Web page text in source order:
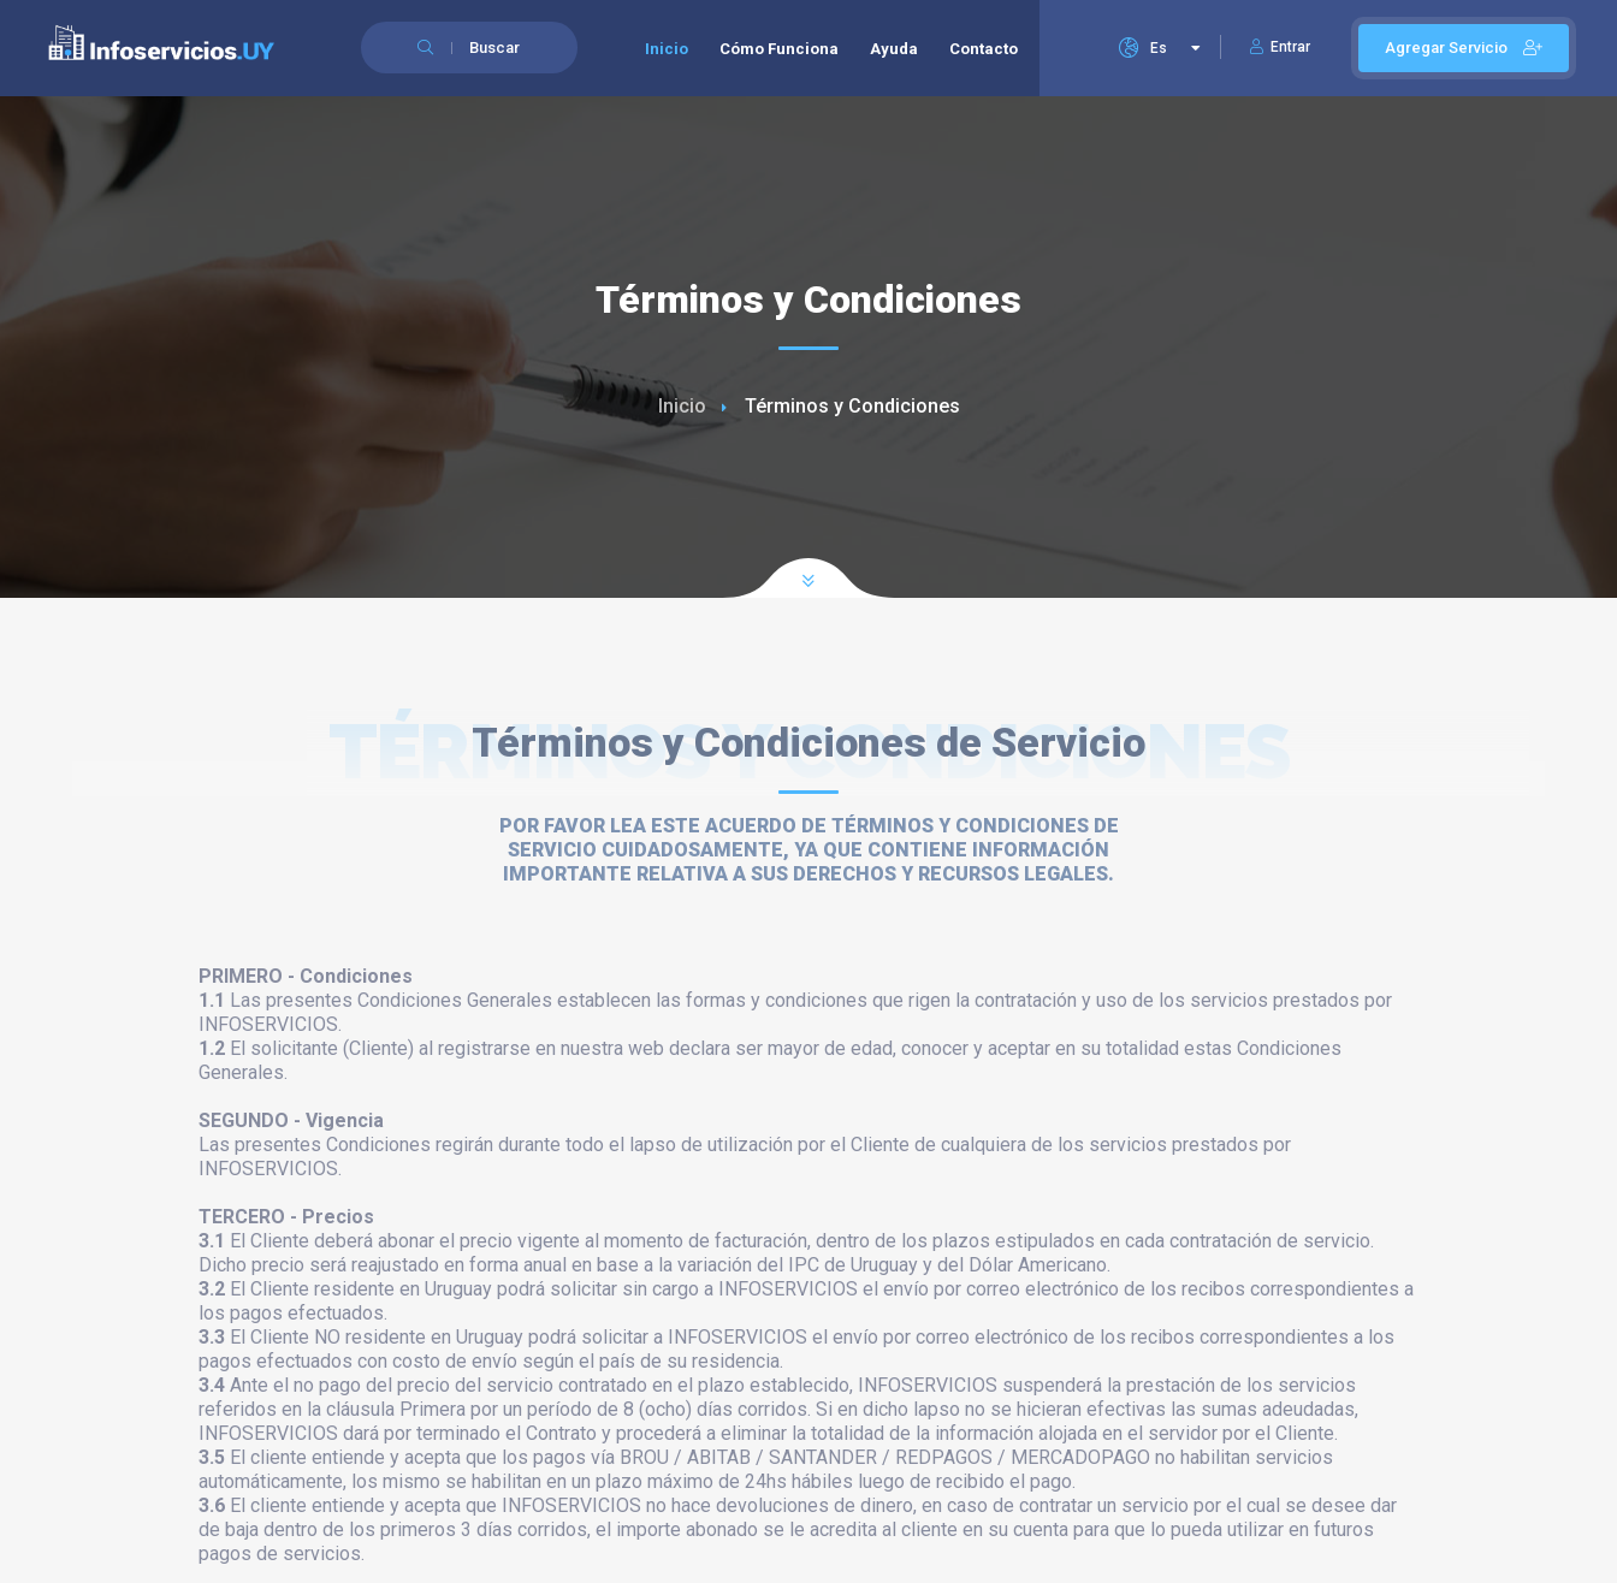
Buscar Agregar Servicio
Entrar
Es
Inicio Cómo Funciona Ayuda Contacto
Términos y Condiciones
Inicio Términos y Condiciones
Términos y Condiciones de Servicio
TÉRMINOS Y CONDICIONES
POR FAVOR LEA ESTE ACUERDO DE TÉRMINOS Y CONDICIONES DE
SERVICIO CUIDADOSAMENTE, YA QUE CONTIENE INFORMACIÓN
IMPORTANTE RELATIVA A SUS DERECHOS Y RECURSOS LEGALES.
PRIMERO - Condiciones
1.1 Las presentes Condiciones Generales establecen las formas y condiciones que rigen la contratación y uso de los servicios prestados por
INFOSERVICIOS.
1.2 El solicitante (Cliente) al registrarse en nuestra web declara ser mayor de edad, conocer y aceptar en su totalidad estas Condiciones
Generales.
SEGUNDO - Vigencia
Las presentes Condiciones regirán durante todo el lapso de utilización por el Cliente de cualquiera de los servicios prestados por
INFOSERVICIOS.
TERCERO - Precios
3.1 El Cliente deberá abonar el precio vigente al momento de facturación, dentro de los plazos estipulados en cada contratación de servicio.
Dicho precio será reajustado en forma anual en base a la variación del IPC de Uruguay y del Dólar Americano.
3.2 El Cliente residente en Uruguay podrá solicitar sin cargo a INFOSERVICIOS el envío por correo electrónico de los recibos correspondientes a
los pagos efectuados.
3.3 El Cliente NO residente en Uruguay podrá solicitar a INFOSERVICIOS el envío por correo electrónico de los recibos correspondientes a los
pagos efectuados con costo de envío según el país de su residencia.
3.4 Ante el no pago del precio del servicio contratado en el plazo establecido, INFOSERVICIOS suspenderá la prestación de los servicios
referidos en la cláusula Primera por un período de 8 (ocho) días corridos. Si en dicho lapso no se hicieran efectivas las sumas adeudadas,
INFOSERVICIOS dará por terminado el Contrato y procederá a eliminar la totalidad de la información alojada en el servidor por el Cliente.
3.5 El cliente entiende y acepta que los pagos vía BROU / ABITAB / SANTANDER / REDPAGOS / MERCADOPAGO no habilitan servicios
automáticamente, los mismo se habilitan en un plazo máximo de 24hs hábiles luego de recibido el pago.
3.6 El cliente entiende y acepta que INFOSERVICIOS no hace devoluciones de dinero, en caso de contratar un servicio por el cual se desee dar
de baja dentro de los primeros 3 días corridos, el importe abonado se le acredita al cliente en su cuenta para que lo pueda utilizar en futuros
pagos de servicios.